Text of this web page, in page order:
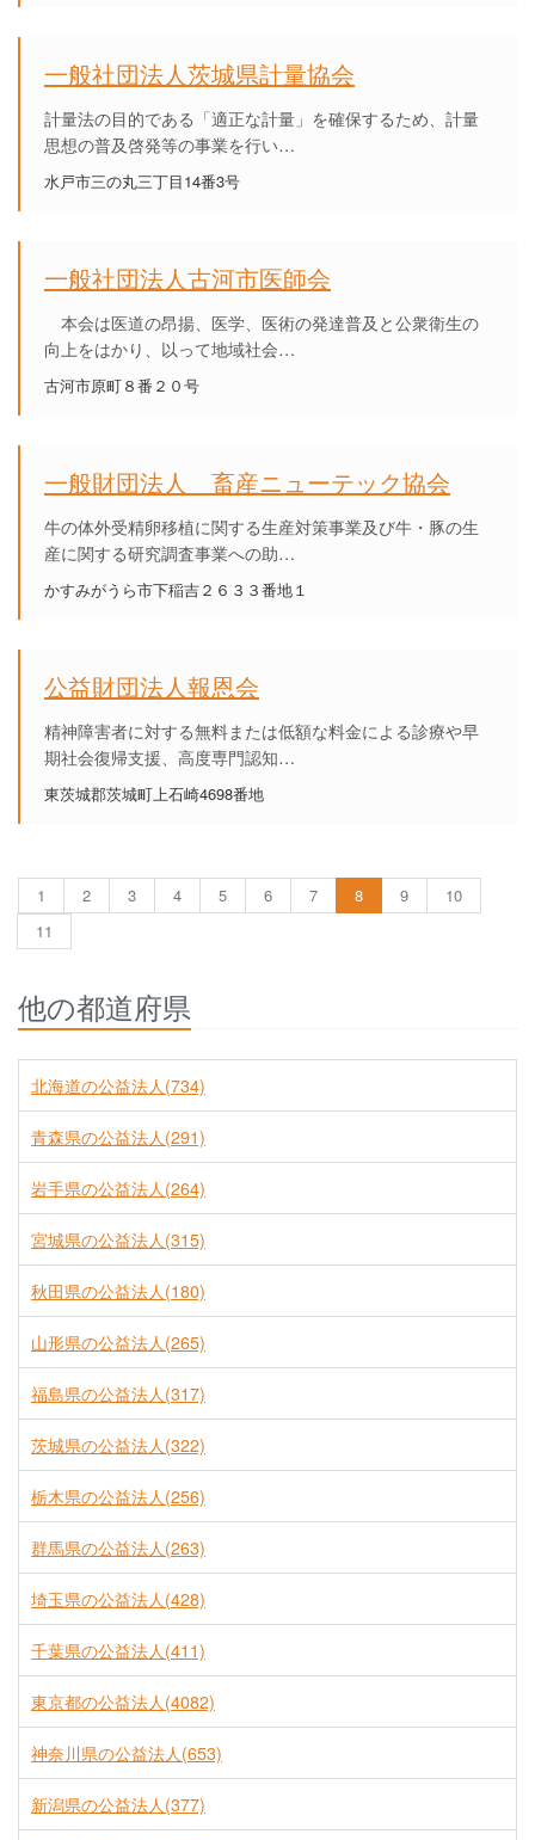
一般社団法人茨城県計量協会
計量法の目的である「適正な計量」を確保するため、計量
思想の普及啓発等の事業を行い…
水戸市三の丸三丁目14番3号
一般社団法人古河市医師会
本会は医道の昂揚、医学、医術の発達普及と公衆衛生の
向上をはかり、以って地域社会…
古河市原町８番２０号
一般財団法人 畜産ニューテック協会
牛の体外受精卵移植に関する生産対策事業及び牛・豚の生
産に関する研究調査事業への助…
かすみがうら市下稲吉２６３３番地１
公益財団法人報恩会
精神障害者に対する無料または低額な料金による診療や早
期社会復帰支援、高度専門認知…
東茨城郡茨城町上石崎4698番地
1 2 3 4 5 6 7 8 9
10
11
他の都道府県
北海道の公益法人(734)
青森県の公益法人(291)
岩手県の公益法人(264)
宮城県の公益法人(315)
秋田県の公益法人(180)
山形県の公益法人(265)
福島県の公益法人(317)
茨城県の公益法人(322)
栃木県の公益法人(256)
群馬県の公益法人(263)
埼玉県の公益法人(428)
千葉県の公益法人(411)
東京都の公益法人(4082)
神奈川県の公益法人(653)
新潟県の公益法人(377)